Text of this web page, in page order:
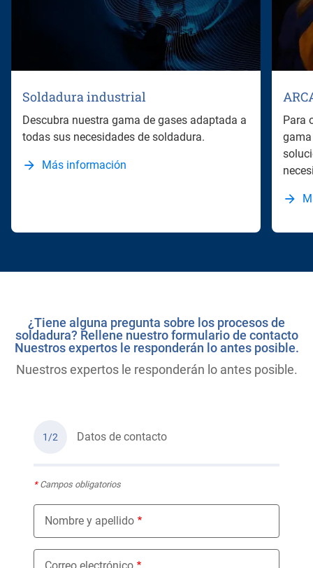
Soldadura industrial
Descubra nuestra gama de gases adaptada a
todas sus necesidades de soldadura.
Más información
Para
¿Tiene alguna pregunta sobre los procesos de
soldadura? Rellene nuestro formulario de contacto
Nuestros expertos le responderán lo antes posible.
Nuestros expertos le responderán lo antes posible.
1/2 Datos de contacto
*Campos obligatorios
Nombre y apellido